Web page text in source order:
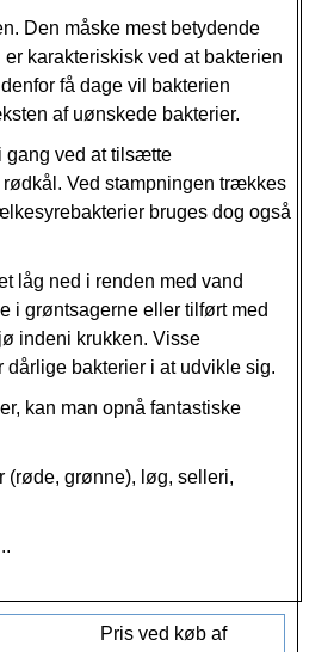
Den måske mest betydende
karakteriskisk ved at bakterien
få dage vil bakterien
af uønskede bakterier.
gang ved at tilsætte
Ved stampningen trækkes
bruges dog også
låg ned i renden med vand
i grøntsagerne eller tilført med
indeni krukken. Visse
bakterier i at udvikle sig.
kan man opnå fantastiske
(røde, grønne), løg, selleri,
lægges i en skål,
Pris ved køb af